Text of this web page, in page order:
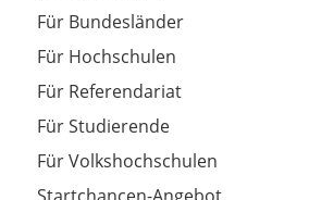
Für Bundesländer
Für Hochschulen
Für Referendariat
Für Studierende
Für Volkshochschulen
Startchancen-Angebot